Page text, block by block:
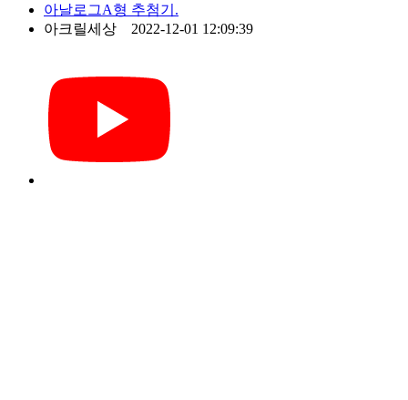
아날로그A형 추첨기.
아크릴세상 2022-12-01 12:09:39